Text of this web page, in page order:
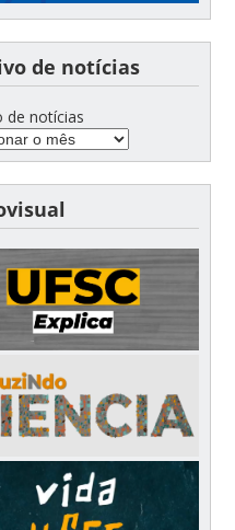
de notícias
de notícias